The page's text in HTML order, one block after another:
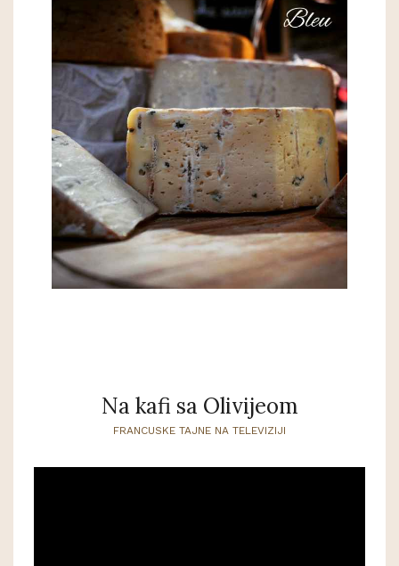
Na kafi sa Olivijeom
FRANCUSKE TAJNE NA TELEVIZIJI